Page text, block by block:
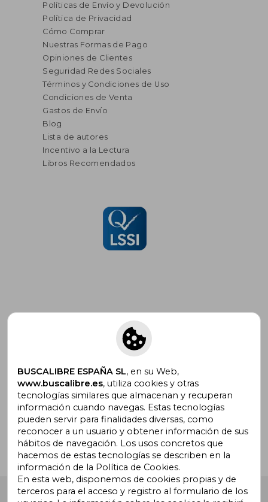
Políticas de Envío y Devolución
Política de Privacidad
Cómo Comprar
Nuestras Formas de Pago
Opiniones de Clientes
Seguridad Redes Sociales
Términos y Condiciones de Uso
Condiciones de Venta
Gastos de Envío
Blog
Lista de autores
Incentivo a la Lectura
Libros Recomendados
Suscríbete para recibir ofertas y
promociones
¿Necesitas ayuda?
Ir a Centro de Soporte
Buscalibre España . Calle Energía, 65, Nave 3 (08940),
BUSCALIBRE ESPAÑA SL, en su Web,
www.buscalibre.es, utiliza cookies y otras
tecnologías similares que almacenan y recuperan
información cuando navegas. Estas tecnologías
pueden servir para finalidades diversas, como
reconocer a un usuario y obtener información de sus
hábitos de navegación. Los usos concretos que
hacemos de estas tecnologías se describen en la
información de la Política de Cookies.
En esta web, disponemos de cookies propias y de
terceros para el acceso y registro al formulario de los